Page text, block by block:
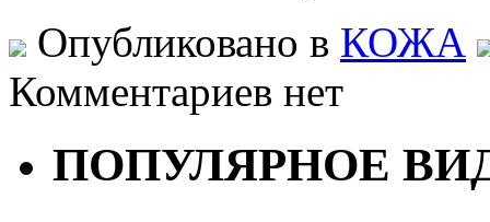
Опубликовано в КОЖА
Комментариев нет
ПОПУЛЯРНОЕ